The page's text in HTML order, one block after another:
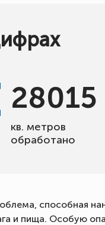
28015
кв. метров
обработано
способная
и пища. Особую